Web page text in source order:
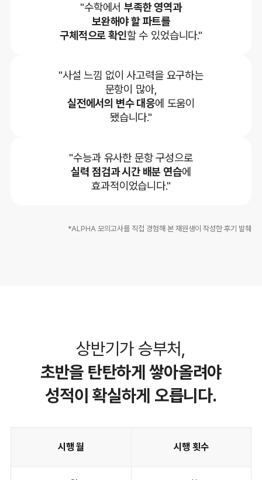
"수학에서부족한 영역과
보완해야 할 파트를
구체적으로 확인할 수 있었습니다."
"사설 느낌 없이 사고력을 요구하는
문항이 많아,
실전에서의 변수 대응에 도움이
됐습니다."
"수능과 유사한 문항 구성으로
실력 점검과 시간 배분 연습에
효과적이었습니다."
*ALPHA 모의고사를 직접 경험해 본 재원생이 작성한 후기 발췌
상반기가 승부처,
초반을 탄탄하게 쌓아올려야
성적이 확실하게 오릅니다.
시행 월 시행 횟수